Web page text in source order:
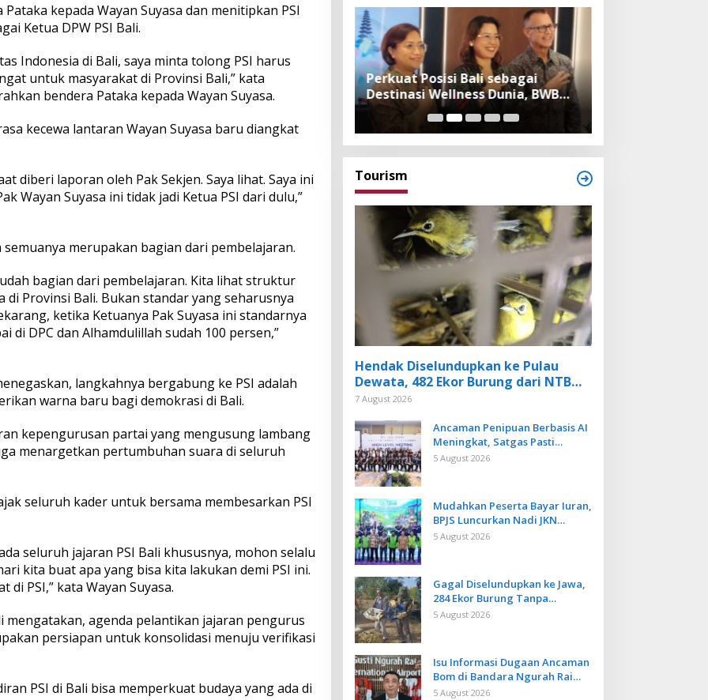
kepada Wayan Suyasa dan menitipkan PSI
Ketua DPW PSI Bali.
Indonesia di Bali, saya minta tolong PSI harus
untuk masyarakat di Provinsi Bali,” kata
bendera Pataka kepada Wayan Suyasa.
kecewa lantaran Wayan Suyasa baru diangkat
diberi laporan oleh Pak Sekjen. Saya lihat. Saya ini
Wayan Suyasa ini tidak jadi Ketua PSI dari dulu,”
merupakan bagian dari pembelajaran.
bagian dari pembelajaran. Kita lihat struktur
Provinsi Bali. Bukan standar yang seharusnya
ketika Ketuanya Pak Suyasa ini standarnya
di DPC dan Alhamdulillah sudah 100 persen,”
langkahnya bergabung ke PSI adalah
warna baru bagi demokrasi di Bali.
kepengurusan partai yang mengusung lambang
menargetkan pertumbuhan suara di seluruh
seluruh kader untuk bersama membesarkan PSI
seluruh jajaran PSI Bali khususnya, mohon selalu
kita buat apa yang bisa kita lakukan demi PSI ini.
di PSI,” kata Wayan Suyasa.
mengatakan, agenda pelantikan jajaran pengurus
persiapan untuk konsolidasi menuju verifikasi
PSI di Bali bisa memperkuat budaya yang ada di
Perkuat Ekosistem Pariwisata
dan Serapan Investasi, Sira
Dibuka di KEK Kura Kura
Perkuat Posisi Bali sebagai
Destinasi Wellness Dunia, BWB
Expo 2026 Hadirkan Exhibitor
Nasional dan Global
Tourism
Hendak Diselundupkan ke Pulau
Dewata, 482 Ekor Burung dari NTB
Diamankan Karantina Bali
7 August 2026
Ancaman Penipuan Berbasis AI
Meningkat, Satgas Pasti
Perkuat Penindakan dan
5 August 2026
Mudahkan Peserta Bayar Iuran,
BPJS Luncurkan Nadi JKN
dengan Mekanisme Menabung
5 August 2026
Gagal Diselundupkan ke Jawa,
284 Ekor Burung Tanpa
Dokumen Dilepasliarkan Cegah
5 August 2026
Isu Informasi Dugaan Ancaman
Bom di Bandara Ngurah Rai
Bali Tidak Benar, Operasional
5 August 2026